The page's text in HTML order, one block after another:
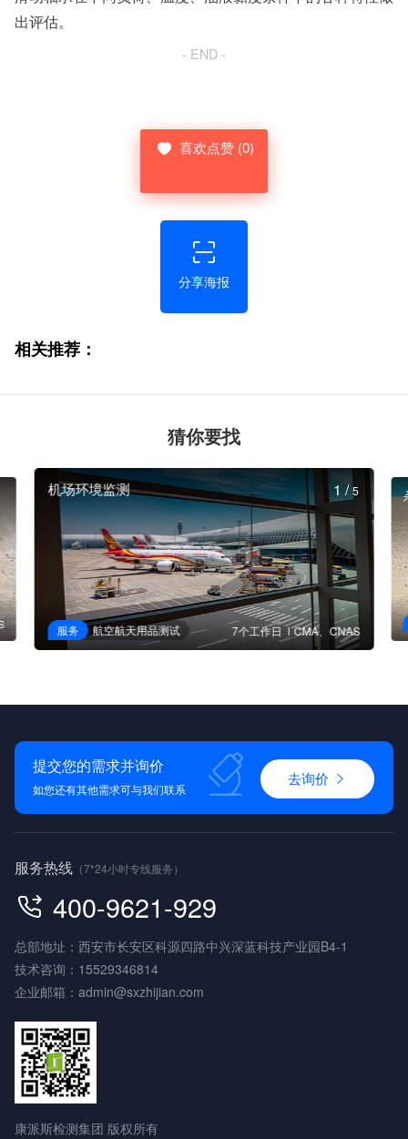
出评估。
- END -
喜欢点赞 (0)
分享海报
相关推荐：
猜你要找
机场环境监测
服务 航空航天用品测试 7个工作日 CMA、CNAS
1 /5
提交您的需求并询价
如您还有其他需求可与我们联系
去询价
服务热线 （7*24小时专线服务）
400-9621-929
总部地址：西安市长安区科源四路中兴深蓝科技产业园B4-1
技术咨询： 15529346814
企业邮箱： admin@sxzhijian.com
康派斯检测集团 版权所有